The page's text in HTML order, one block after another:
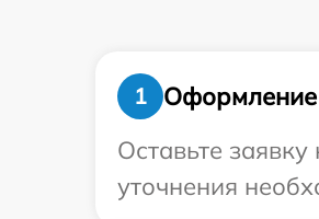
1
Оформление
Оставьте
уточнения